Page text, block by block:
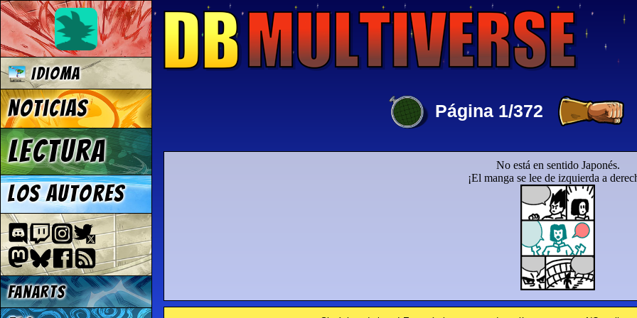
Página 1/372
No está en sentido Japonés.
¡El manga se lee de izquierda a
Idioma
Noticias
Lectura
Los autores
Fanarts